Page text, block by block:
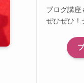
ブログ講座
ぜひぜひ！